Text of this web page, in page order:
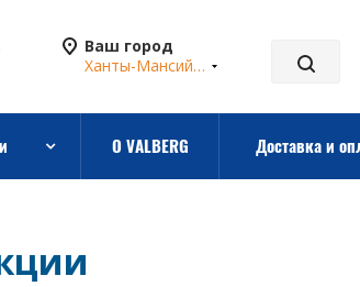
Ваш город
Ханты-Мансийск
О VALBERG Доставка и